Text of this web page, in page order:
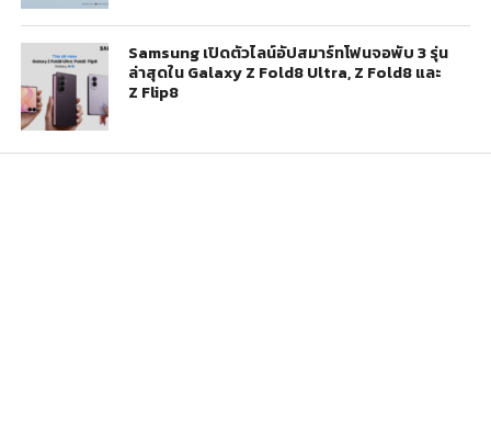
Samsung เปิดตัวไลน์อัปสมาร์ทโฟนจอพับ 3 รุ่น
ล่าสุดใน Galaxy Z Fold8 Ultra, Z Fold8 และ
Z Flip8